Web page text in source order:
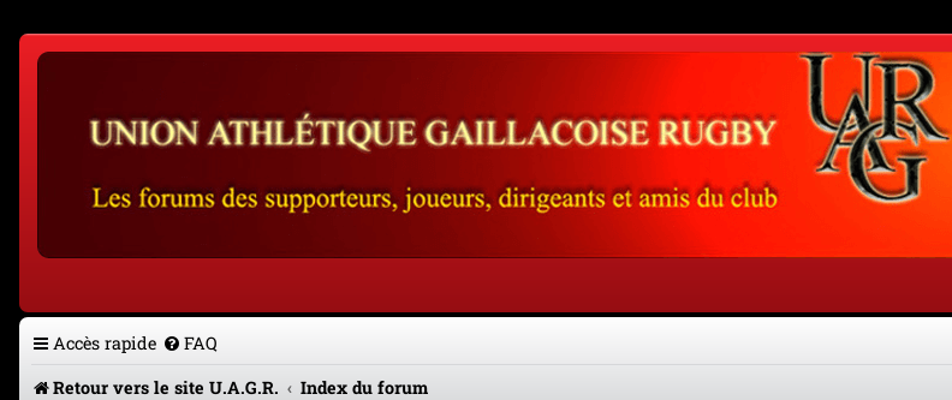
Accès rapide FAQ
Retour vers le site U.A.G.R.
Index du forum